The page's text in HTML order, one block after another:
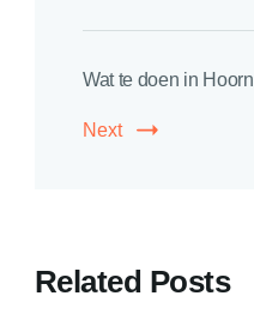
Wat te doen in Hoorn
Next
Related Posts